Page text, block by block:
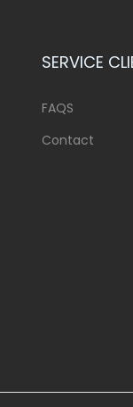
SERVICE
FAQS
Contact